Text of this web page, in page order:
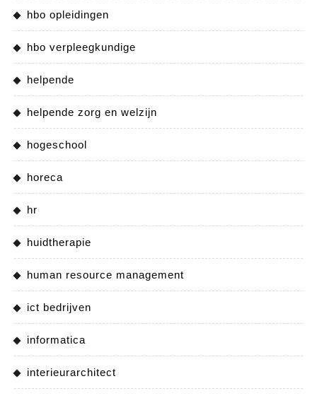
hbo opleidingen
hbo verpleegkundige
helpende
helpende zorg en welzijn
hogeschool
horeca
hr
huidtherapie
human resource management
ict bedrijven
informatica
interieurarchitect